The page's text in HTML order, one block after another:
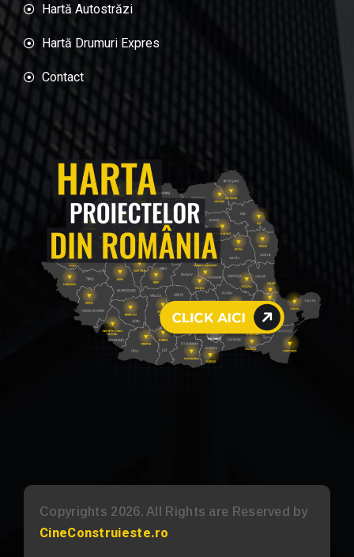
Hartă Autostrăzi
Hartă Drumuri Expres
Contact
Copyrights 2026. All Rights are Reserved by
CineConstruieste.ro